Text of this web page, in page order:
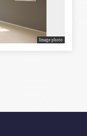
Image photo